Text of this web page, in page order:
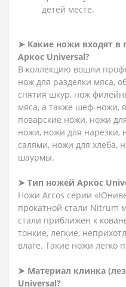
детей месте.
➤ Какие ножи входят в
Аркос Universal?
В коллекцию вошли
нож для разделки мяса,
снятия шкур, нож
мяса, а также шеф-ножи,
поварские ножи, ножи
ножи, ножи для
салями, ножи для хлеба,
шаурмы.
➤ Тип ножей Аркос
Ножи Arcos серии
прокатной стали Nitrum
стали приближен к
тонкие, легкие,
влаге. Такие ножи легко
➤ Материал клинка
Universal?